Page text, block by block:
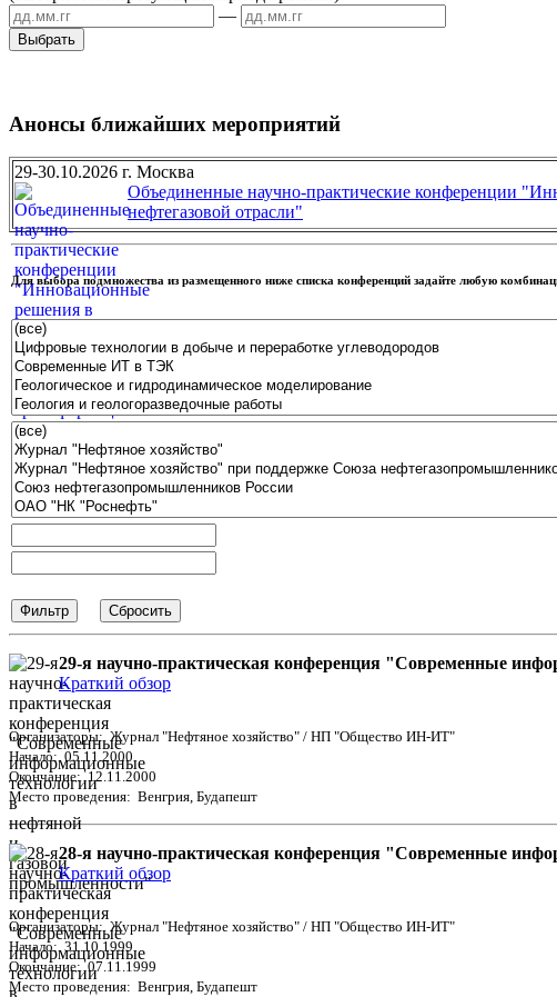
—
Анонсы ближайших мероприятий
29-30.10.2026 г. Москва
Объединенные научно-практические конференции
нефтегазовой отрасли"
Для выбора подмножества из размещенного ниже списка конференций задайте любую
29-я научно-практическая конференция "Современные
Краткий обзор
Организаторы: Журнал "Нефтяное хозяйство" / НП "Общество ИН-ИТ"
Начало: 05.11.2000
Окончание: 12.11.2000
Место проведения: Венгрия, Будапешт
28-я научно-практическая конференция "Современные
Краткий обзор
Организаторы: Журнал "Нефтяное хозяйство" / НП "Общество ИН-ИТ"
Начало: 31.10.1999
Окончание: 07.11.1999
Место проведения: Венгрия, Будапешт